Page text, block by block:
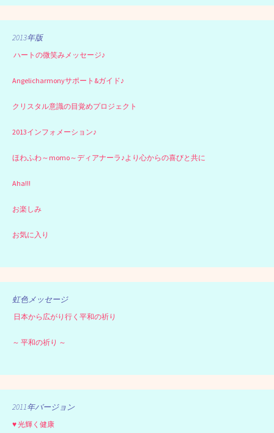
2013年版
ハートの微笑みメッセージ♪
Angelicharmonyサポート&ガイド♪
クリスタル意識の目覚めプロジェクト
2013インフォメーション♪
ほわふわ～momo～ディアナーラ♪より心からの喜びと共に
Aha!!!
お楽しみ
お気に入り
虹色メッセージ
日本から広がり行く平和の祈り
～ 平和の祈り ～
2011年バージョン
♥ 光輝く健康